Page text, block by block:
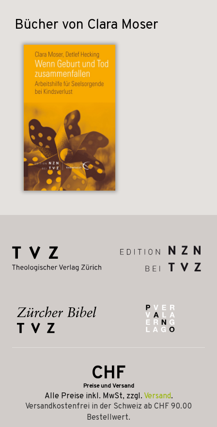
Bücher von Clara Moser
CHF
Preise und Versand
Alle Preise inkl. MwSt, zzgl. Versand.
Versandkostenfrei in der Schweiz ab CHF 90.00
Bestellwert.